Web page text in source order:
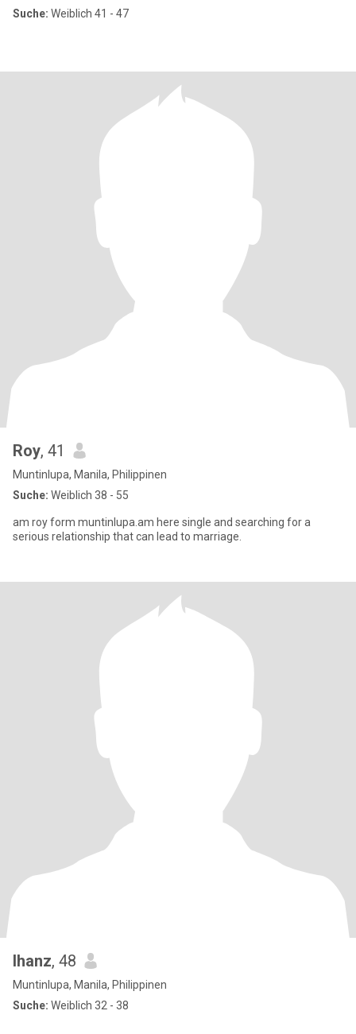
Suche: Weiblich 41 - 47
Roy, 41
Muntinlupa, Manila, Philippinen
Suche: Weiblich 38 - 55
am roy form muntinlupa.am here single and searching for a
serious relationship that can lead to marriage.
lhanz, 48
Muntinlupa, Manila, Philippinen
Suche: Weiblich 32 - 38